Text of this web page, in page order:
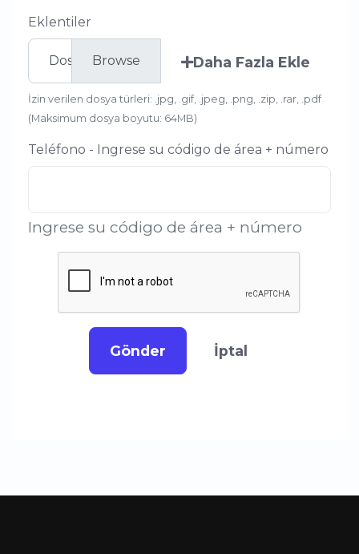
Eklentiler
Dosya seç Daha Fazla Ekle
İzin verilen dosya türleri: .jpg, .gif, .jpeg, .png, .zip, .rar, .pdf
(Maksimum dosya boyutu: 64MB)
Teléfono - Ingrese su código de área + número
Ingrese su código de área + número
Gönder İptal